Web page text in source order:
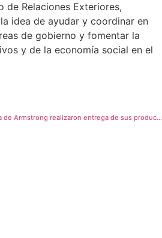
de Relaciones Exteriores,
idea de ayudar y coordinar en
de gobierno y fomentar la
y de la economía social en el
Las cooperativas La Riojana y Agrícola Ganadera de Armstrong realizaron entrega de sus productos